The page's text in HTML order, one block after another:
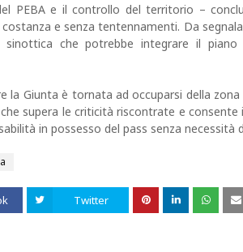
PEBA e il controllo del territorio –
e senza tentennamenti. Da
sinottica che potrebbe integrare il piano
la Giunta è tornata ad occuparsi della
supera le criticità riscontrate e
in possesso del pass senza necessità
Twitter